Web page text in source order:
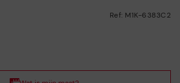
Ref: M1K-6383C2